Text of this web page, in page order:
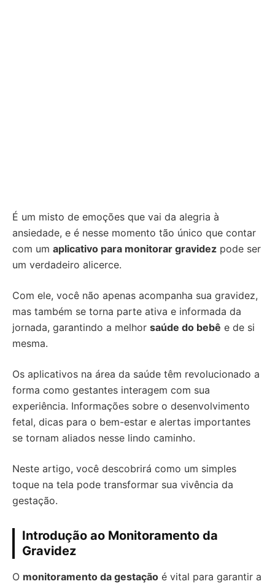
É um misto de emoções que vai da alegria à
ansiedade, e é nesse momento tão único que contar
com um aplicativo para monitorar gravidez pode ser
um verdadeiro alicerce.
Com ele, você não apenas acompanha sua gravidez,
mas também se torna parte ativa e informada da
jornada, garantindo a melhor saúde do bebê e de si
mesma.
Os aplicativos na área da saúde têm revolucionado a
forma como gestantes interagem com sua
experiência. Informações sobre o desenvolvimento
fetal, dicas para o bem-estar e alertas importantes
se tornam aliados nesse lindo caminho.
Neste artigo, você descobrirá como um simples
toque na tela pode transformar sua vivência da
gestação.
Introdução ao Monitoramento da
Gravidez
O monitoramento da gestação é vital para garantir a